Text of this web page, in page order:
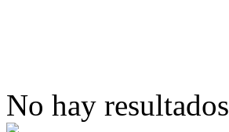
No hay resultados